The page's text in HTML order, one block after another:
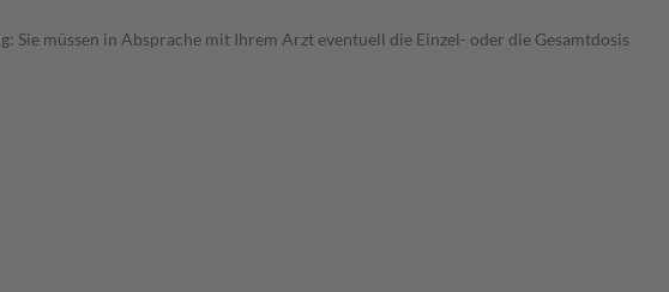
müssen in Absprache mit Ihrem Arzt eventuell die Einzel- oder die Gesamtdosis